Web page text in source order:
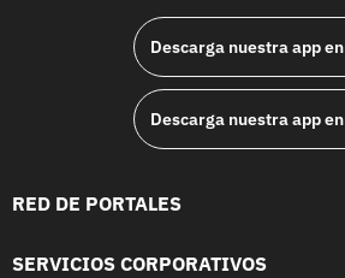
Descarga nuestra app en
Descarga nuestra app en
RED DE PORTALES
SERVICIOS CORPORATIVOS